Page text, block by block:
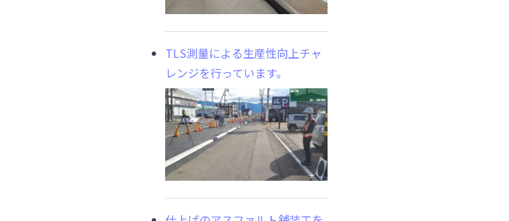
TLS測量による生産性向上チャ
レンジを行っています。